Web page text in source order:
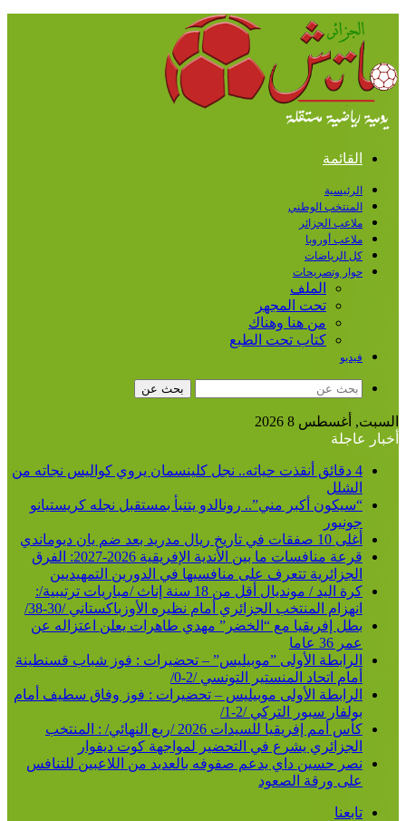
القائمة
الرئيسية
المنتخب الوطني
ملاعب الجزائر
ملاعب أوروبا
كل الرياضات
حوار وتصريحات
الملف
تحت المجهر
من هنا وهناك
كتاب تحت الطبع
فيديو
بحث عن
السبت, أغسطس 8 2026
أخبار عاجلة
4 دقائق أنقذت حياته.. نجل كلينسمان يروي كواليس نجاته من
الشلل
“سيكون أكبر مني”.. رونالدو يتنبأ بمستقبل نجله كريستيانو
جونيور
أغلى 10 صفقات في تاريخ ريال مدريد بعد ضم يان ديوماندي
قرعة منافسات ما بين الأندية الإفريقية 2026-2027: الفرق
الجزائرية تتعرف على منافسيها في الدورين التمهيديين
كرة اليد / مونديال أقل من 18 سنة إناث /مباريات ترتيبية/:
انهزام المنتخب الجزائري أمام نظيره الأوزباكستاني /30-38/
بطل إفريقيا مع “الخضر” مهدي طاهرات يعلن اعتزاله عن
عمر 36 عاما
الرابطة الأولى ”موبيليس” – تحضيرات : فوز شباب قسنطينة
أمام اتحاد المنستير التونسي /2-0/
الرابطة الأولى موبيليس – تحضيرات : فوز وفاق سطيف أمام
بولفار سبور التركي /2-1/
كأس أمم إفريقيا للسيدات 2026 /ربع النهائي/ : المنتخب
الجزائري يشرع في التحضير لمواجهة كوت ديفوار
نصر حسين داي يدعم صفوفه بالعديد من اللاعبين للتنافس
على ورقة الصعود
تابعنا